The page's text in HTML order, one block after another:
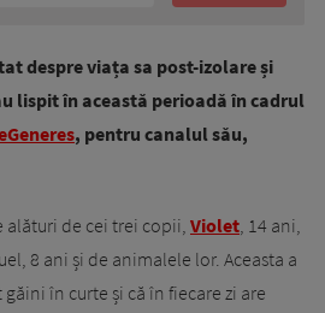
despre viața sa post-izolare și
lispit în această perioadă în cadrul
, pentru canalul său,
alături de cei trei copii, Violet, 14 ani,
8 ani și de animalele lor. Aceasta a
în curte și că în fiecare zi are